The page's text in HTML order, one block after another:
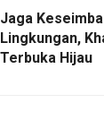
Jaga
Lingkungan,
Terbuka Hijau